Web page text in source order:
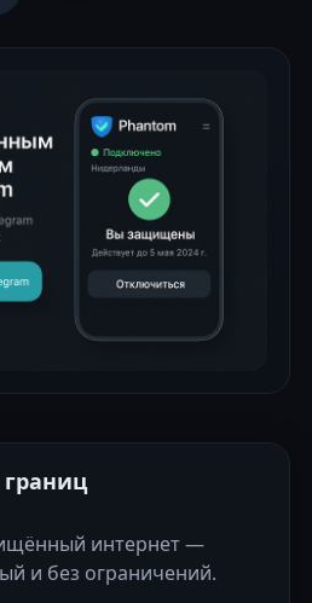
границ
интернет —
и без ограничений.